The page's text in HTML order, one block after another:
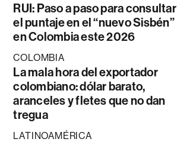
RUI: Paso a paso para consultar
el puntaje en el “nuevo Sisbén”
en Colombia este 2026
COLOMBIA
La mala hora del exportador
colombiano: dólar barato,
aranceles y fletes que no dan
tregua
LATINOAMÉRICA